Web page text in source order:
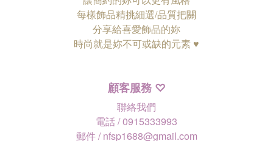
每樣飾品精挑細選/品質把關
分享給喜愛飾品的妳
時尚就是妳不可或缺的元素 ♥
顧客服務 ♡
聯絡我們
電話 / 0915333993
郵件 / nfsp1688@gmail.com